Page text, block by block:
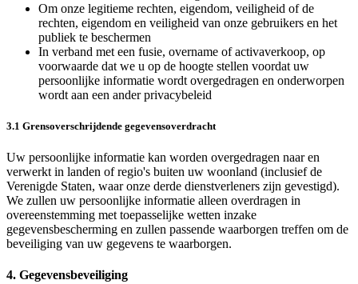
Om onze legitieme rechten, eigendom, veiligheid of de
rechten, eigendom en veiligheid van onze gebruikers en het
publiek te beschermen
In verband met een fusie, overname of activaverkoop, op
voorwaarde dat we u op de hoogte stellen voordat uw
persoonlijke informatie wordt overgedragen en onderworpen
wordt aan een ander privacybeleid
3.1 Grensoverschrijdende gegevensoverdracht
Uw persoonlijke informatie kan worden overgedragen naar en
verwerkt in landen of regio's buiten uw woonland (inclusief de
Verenigde Staten, waar onze derde dienstverleners zijn gevestigd).
We zullen uw persoonlijke informatie alleen overdragen in
overeenstemming met toepasselijke wetten inzake
gegevensbescherming en zullen passende waarborgen treffen om de
beveiliging van uw gegevens te waarborgen.
4. Gegevensbeveiliging